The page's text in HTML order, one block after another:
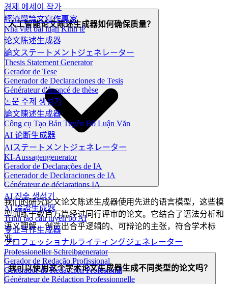
경제 에세이 작가
經濟學論文寫作專家
Nhà viết bài luận Kinh tế
论文陈述生成器
論文ステートメントジェネレーター
Thesis Statement Generator
Gerador de Tese
Generador de Declaraciones de Tesis
Générateur d'énoncé de thèse
논문 주제 생성기
論文陳述生成器
Công cụ Tạo Bản Tuyên Bố Luận Văn
AI 论断生成器
AIステートメントジェネレーター
KI-Aussagengenerator
Gerador de Declarações de IA
Generador de Declaraciones de IA
Générateur de déclarations IA
AI 진술 생성기
AI 論證生成器
Trình tạo câu tuyên bố AI
专业写作生成器
プロフェッショナルライティングジェネレーター
Professioneller Schreibgenerator
Gerador de Redação Profissional
Generador de Redacción Profesional
Générateur de Rédaction Professionnelle
人工智能论文陈述生成器如何确保质量？
我们的研究论文论文陈述生成器使用先进的语言模型，这些模
型训练于数百万篇经过同行评审的论文。它结合了语法分析和
语义理解，创造出合乎逻辑的、可辩论的主张，符合学术标
准。
我可以使用这个学术论文生成器生成不同类型的论文吗？